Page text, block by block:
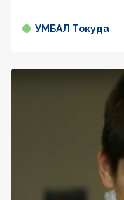
УМБАЛ Токуда